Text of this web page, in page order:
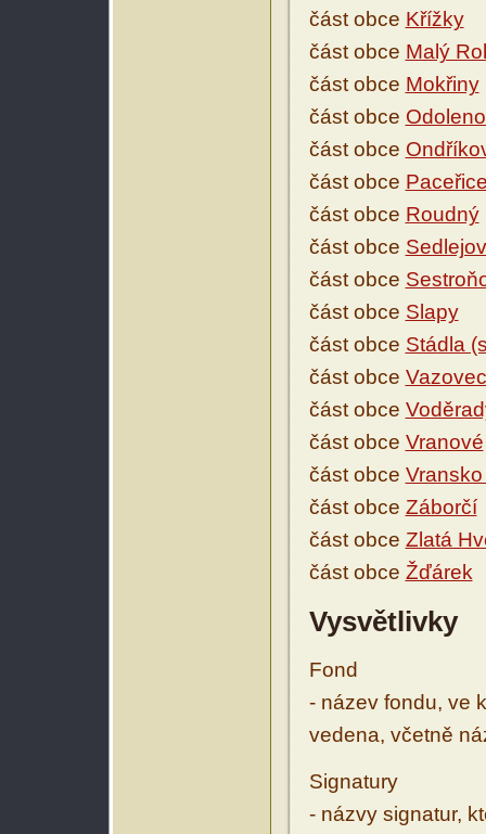
část obce Křížky
část obce Malý
část obce Mokřiny
část obce
část obce
část obce
část obce Roudný
část obce
část obce
část obce Slapy
část obce Stádla
část obce Vazovec
část obce
část obce Vranové
část obce
část obce Záborčí
část obce Zlatá
část obce Žďárek
Vysvětlivky
Fond
- název fondu, ve
vedena, včetně
Signatury
- názvy signatur,